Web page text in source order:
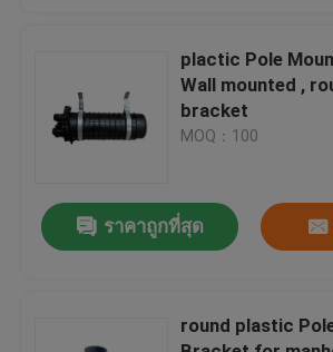
Fiber Optic Splice Closure
Dome Fiber Optic Splice Closure
Fiber Optic Joint Closure
Fiber Optic Splice Box
plactic Pole
Wall mounted ,
bracket
MOQ：100
ราคาถูกที่สุด
round plastic